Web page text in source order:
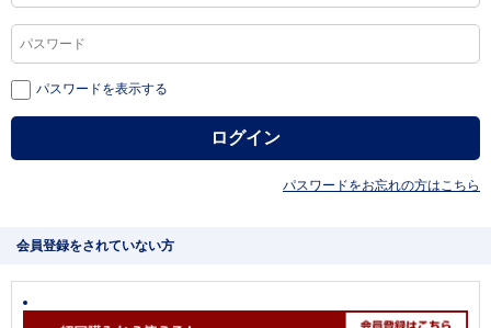
パスワードを表示する
パスワードをお忘れの方はこちら
会員登録をされていない方